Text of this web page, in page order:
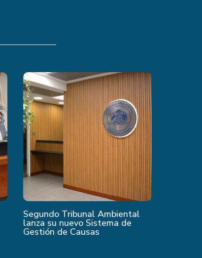
Segundo Tribunal Ambiental
lanza su nuevo Sistema de
Gestión de Causas